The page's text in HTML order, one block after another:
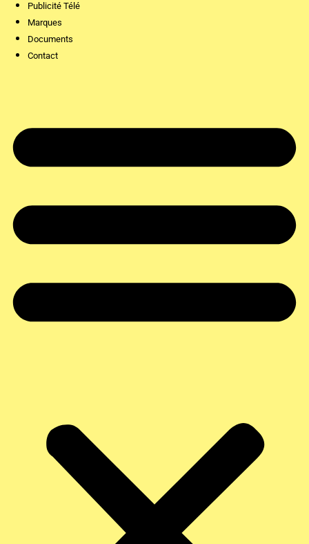
Publicité Télé
Marques
Documents
Contact